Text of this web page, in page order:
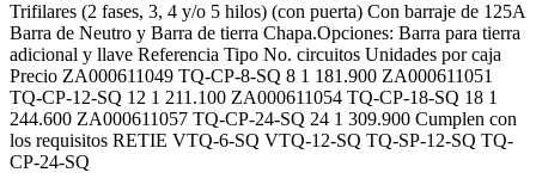
Trifilares (2 fases, 3, 4 y/o 5 hilos) (con puerta) Con barraje de 125A
Barra de Neutro y Barra de tierra Chapa.Opciones: Barra para tierra
adicional y llave Referencia Tipo No. circuitos Unidades por caja
Precio ZA000611049 TQ-CP-8-SQ 8 1 181.900 ZA000611051
TQ-CP-12-SQ 12 1 211.100 ZA000611054 TQ-CP-18-SQ 18 1
244.600 ZA000611057 TQ-CP-24-SQ 24 1 309.900 Cumplen con
los requisitos RETIE VTQ-6-SQ VTQ-12-SQ TQ-SP-12-SQ TQ-
CP-24-SQ